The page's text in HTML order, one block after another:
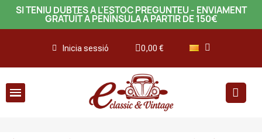
SI TENIU DUBTES A L'ESTOC PREGUNTEU - ENVIAMENT
GRATUÏT A PENÍNSULA A PARTIR DE 150€
Inicia sessió 0,00 €